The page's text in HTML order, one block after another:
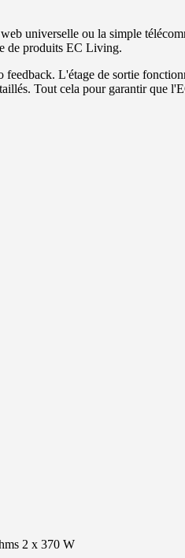
universelle ou la simple
de produits EC Living.
L'étage de sortie
Tout cela pour garantir que
2 x 370 W